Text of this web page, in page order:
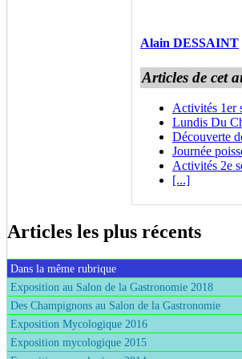
Alain DESSAINT
Articles de cet
Activités 1er
Lundis Du
Découverte
Journée
Activités 2e
[...]
Articles les plus récents
Dans la même rubrique
Exposition au Salon de la Gastronomie 2018
Des Champignons au Salon de la Gastronomie
Exposition Mycologique 2016
Exposition mycologique 2015